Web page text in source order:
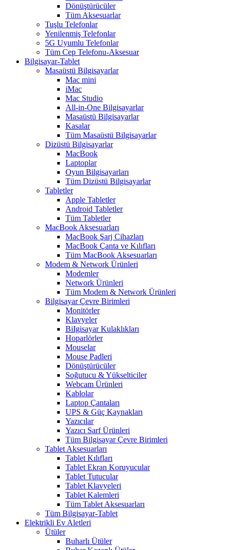
Dönüştürücüler
Tüm Aksesuarlar
Tuşlu Telefonlar
Yenilenmiş Telefonlar
5G Uyumlu Telefonlar
Tüm Cep Telefonu-Aksesuar
Bilgisayar-Tablet
Masaüstü Bilgisayarlar
Mac mini
iMac
Mac Studio
All-in-One Bilgisayarlar
Masaüstü Bilgisayarlar
Kasalar
Tüm Masaüstü Bilgisayarlar
Dizüstü Bilgisayarlar
MacBook
Laptoplar
Oyun Bilgisayarları
Tüm Dizüstü Bilgisayarlar
Tabletler
Apple Tabletler
Android Tabletler
Tüm Tabletler
MacBook Aksesuarları
MacBook Şarj Cihazları
MacBook Çanta ve Kılıfları
Tüm MacBook Aksesuarları
Modem & Network Ürünleri
Modemler
Network Ürünleri
Tüm Modem & Network Ürünleri
Bilgisayar Çevre Birimleri
Monitörler
Klavyeler
BiIgisayar Kulaklıkları
Hoparlörler
Mouselar
Mouse Padleri
Dönüştürücüler
Soğutucu & Yükselticiler
Webcam Ürünleri
Kablolar
Laptop Çantaları
UPS & Güç Kaynakları
Yazıcılar
Yazıcı Sarf Ürünleri
Tüm Bilgisayar Çevre Birimleri
Tablet Aksesuarları
Tablet Kılıfları
Tablet Ekran Koruyucular
Tablet Tutucular
Tablet Klavyeleri
Tablet Kalemleri
Tüm Tablet Aksesuarları
Tüm Bilgisayar-Tablet
Elektrikli Ev Aletleri
Ütüler
Buharlı Ütüler